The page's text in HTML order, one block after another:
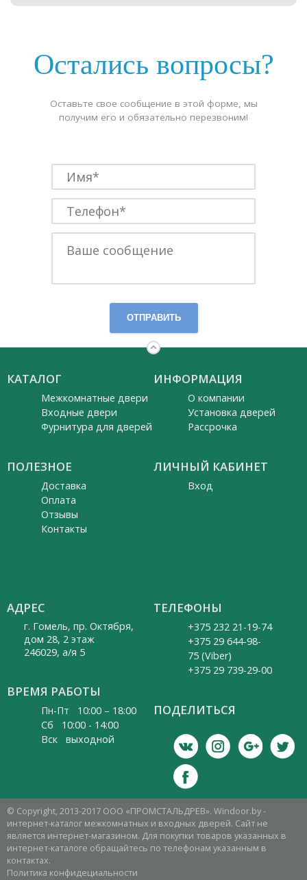
Остались вопросы?
Оставьте свое сообщение в этой форме, мы
получим его и обязательно перезвоним!
ОТПРАВИТЬ
КАТАЛОГ
Межкомнатные двери
Входные двери
Фурнитура для дверей
ПОЛЕЗНОЕ
Доставка
Оплата
Отзывы
Контакты
ИНФОРМАЦИЯ
О компании
Установка дверей
Рассрочка
ЛИЧНЫЙ КАБИНЕТ
Вход
АДРЕС
г. Гомель, пр. Октября,
дом 28, 2 этаж
246029, а/я 5
ВРЕМЯ РАБОТЫ
Пн-Пт 10:00 – 18:00
Cб 10:00 - 14:00
Вск выходной
ТЕЛЕФОНЫ
+375 232 21-19-74
+375 29 644-98-
75 (Viber)
+375 29 739-29-00
ПОДЕЛИТЬСЯ
© Copyright, 2013-2017 ООО «ПРОМСТАЛЬДРЕВ». Windoor.by -
интернет-каталог межкомнатных и входных дверей. Сайт не
является интернет-магазином. Для покупки товаров указанных в
интернет-каталоге обращайтесь по телефонам указанным в
контактах.
Политика конфидециальности